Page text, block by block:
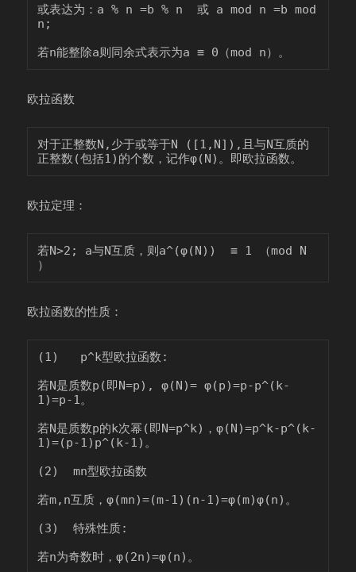
或表达为：a % n =b % n  或 a mod n =b mod
n;
欧拉函数
对于正整数N,少于或等于N ([1,N]),且与N互质的
欧拉定理：
若N>2; a与N互质，则a^(φ(N))  ≡ 1 （mod N
欧拉函数的性质：
(1)   p^k型欧拉函数:
若N是质数p(即N=p), φ(N)= φ(p)=p-p^(k-
1)=p-1。
若N是质数p的k次幂(即N=p^k)，φ(N)=p^k-p^(k-
1)=(p-1)p^(k-1)。
(2)  mn型欧拉函数
若m,n互质，φ(mn)=(m-1)(n-1)=φ(m)φ(n)。
(3)  特殊性质: